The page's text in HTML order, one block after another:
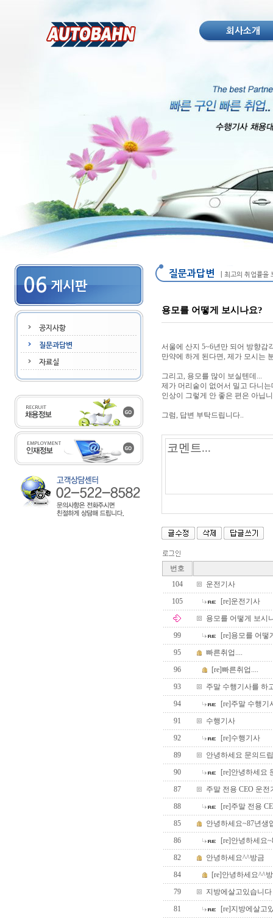
용모를 어떻게 보시나요?
서울에 산지 5~6년만 되어 방향감
만약에 하게 된다면, 제가 모시는
그리고, 용모를 많이 보실텐데...
제가 머리숱이 없어서 밀고 다니
인상이 그렇게 안 좋은 편은 아닙
그럼, 답변 부탁드립니다..
번호
104
운전기사
105
[re]운전기사
용모를 어떻게 보시
99
[re]용모를 어떻
95
빠른취업....
96
[re]빠른취업....
93
주말 수행기사를 하
94
[re]주말 수행기
91
수행기사
92
[re]수행기사
89
안녕하세요 문의드
90
[re]안녕하세요
87
주말 전용 CEO 운
88
[re]주말 전용
85
안녕하세요~87년생
86
[re]안녕하세요
82
안녕하세요^^방금
84
[re]안녕하세요^^
79
지방에살고있습니다
81
[re]지방에살고